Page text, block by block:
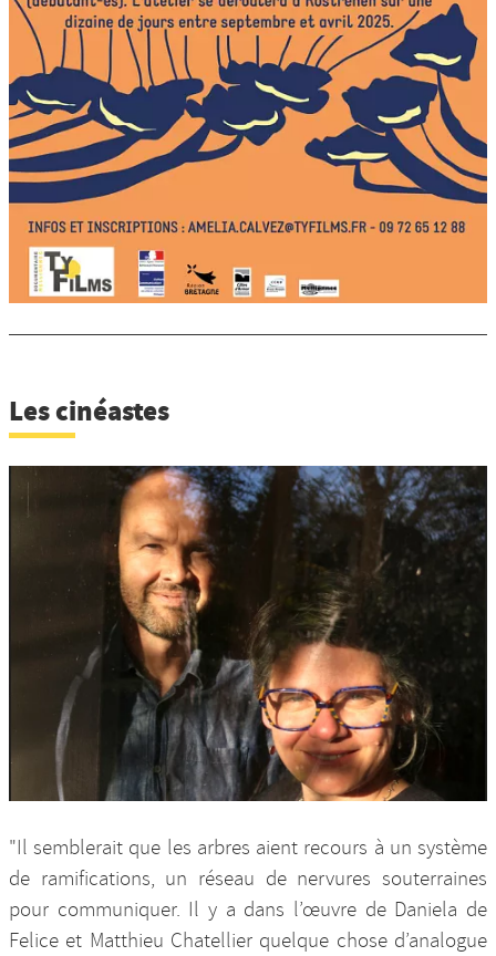
Les cinéastes
"Il semblerait que les arbres aient recours à un système
de ramifications, un réseau de nervures souterraines
pour communiquer. Il y a dans l’œuvre de Daniela de
Felice et Matthieu Chatellier quelque chose d’analogue